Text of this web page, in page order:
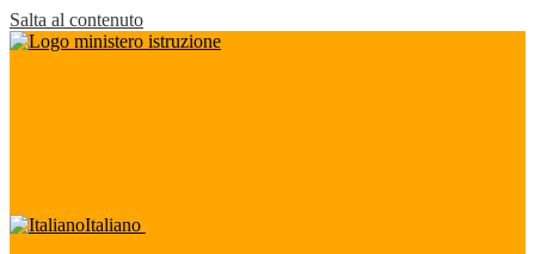
Salta al contenuto
Italiano